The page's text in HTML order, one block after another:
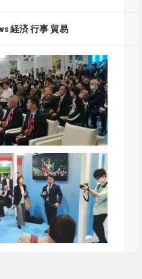
経済行事 貿易